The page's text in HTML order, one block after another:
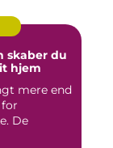
skaber du
hjem
mere end
De